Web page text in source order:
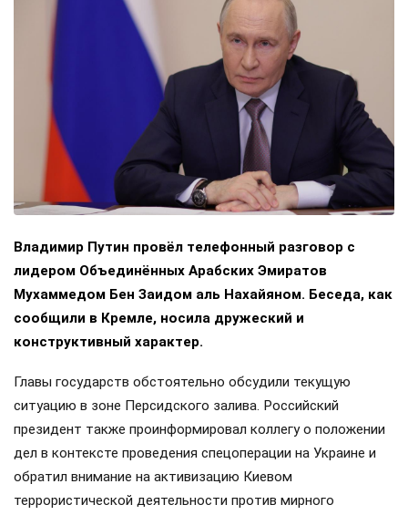
Владимир Путин провёл телефонный разговор с
лидером Объединённых Арабских Эмиратов
Мухаммедом Бен Заидом аль Нахайяном. Беседа, как
сообщили в Кремле, носила дружеский и
конструктивный характер.
Главы государств обстоятельно обсудили текущую
ситуацию в зоне Персидского залива. Российский
президент также проинформировал коллегу о положении
дел в контексте проведения спецоперации на Украине и
обратил внимание на активизацию Киевом
террористической деятельности против мирного